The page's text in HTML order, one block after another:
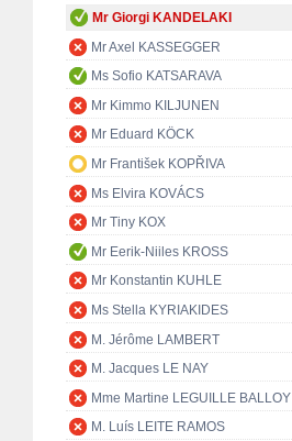
Mr Giorgi KANDELAKI
Mr Axel KASSEGGER
Ms Sofio KATSARAVA
Mr Kimmo KILJUNEN
Mr Eduard KÖCK
Mr František KOPŘIVA
Ms Elvira KOVÁCS
Mr Tiny KOX
Mr Eerik-Niiles KROSS
Mr Konstantin KUHLE
Ms Stella KYRIAKIDES
M. Jérôme LAMBERT
M. Jacques LE NAY
Mme Martine LEGUILLE BALLOY
M. Luís LEITE RAMOS